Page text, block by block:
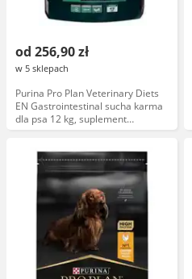
od 256,90 zł
w 5 sklepach
Purina Pro Plan Veterinary Diets
EN Gastrointestinal sucha karma
dla psa 12 kg, suplement
probiotyczny FortiFlora 30 x 1 g